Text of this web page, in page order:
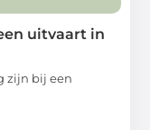
uitvaart in
zijn bij een